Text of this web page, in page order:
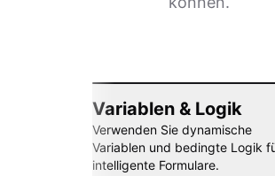
Variablen & Logik
Verwenden Sie dynamische
Variablen und bedingte Logik
intelligente Formulare.